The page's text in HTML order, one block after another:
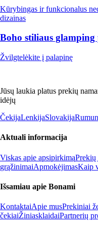
Kūrybingas ir funkcionalus
dizainas
Boho stiliaus glamping
Žvilgtelėkite į palapinę
Jūsų laukia platus prekių
idėjų
ČekijaLenkijaSlovakija
Aktuali informacija
Viskas apie apsipirkimąPrekių
grąžinimaiApmokėjimasKaip
Išsamiau apie Bonami
KontaktaiApie musPrekiniai
čekiaiŽiniasklaidaiPartnerių